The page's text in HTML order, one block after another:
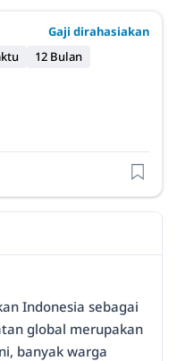
Gaji dirahasiakan
12 Bulan
Indonesia sebagai
global merupakan
banyak warga